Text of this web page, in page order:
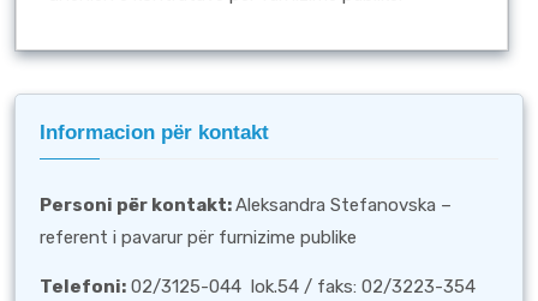
Informacion për kontakt
Personi për kontakt:Aleksandra Stefanovska –
referent i pavarur për furnizime publike
Telefoni: 02/3125-044 lok.54 / faks: 02/3223-354